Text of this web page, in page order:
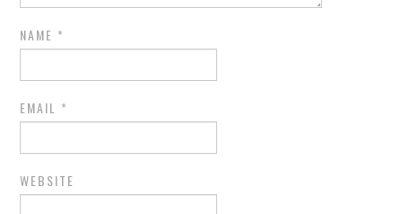
NAME *
EMAIL *
WEBSITE